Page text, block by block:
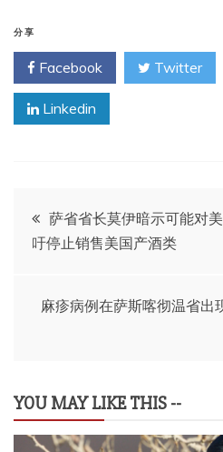
分享
Facebook Twitter
Linkedin
文
章
导
萨省省长莫伊暗示可能对
吁停止销售美国产酒类
麻疹病例在萨斯喀彻温省出
YOU MAY LIKE THIS --